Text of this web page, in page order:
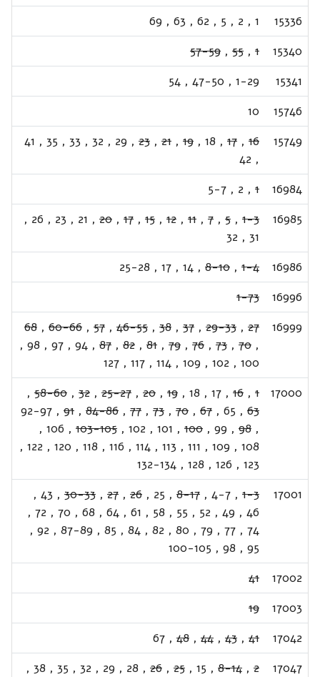
15336
1
,
2
,
5
,
62
,
63
,
69
15340
1
,
55
,
57-59
15341
1-29
,
47-50
,
54
15746
10
15749
16
,
17
,
18
,
19
,
21
,
23
,
29
,
32
,
33
,
35
,
41
,
42
16984
1
,
2
,
5-7
16985
1-3
,
5
,
7
,
11
,
12
,
15
,
17
,
20
,
21
,
23
,
26
,
31
,
32
16986
1-4
,
8-10
,
14
,
17
,
25-28
16996
1-73
16999
27
,
29-33
,
37
,
38
,
46-55
,
57
,
60-66
,
68
,
70
,
73
,
76
,
79
,
81
,
82
,
87
,
94
,
97
,
98
,
100
,
102
,
109
,
114
,
117
,
127
17000
1
,
16
,
17
,
18
,
19
,
20
,
25-27
,
32
,
58-60
,
63
,
65
,
67
,
70
,
73
,
77
,
84-86
,
91
,
92-97
,
98
,
99
,
100
,
101
,
102
,
103-105
,
106
,
108
,
109
,
111
,
113
,
114
,
116
,
118
,
120
,
122
,
123
,
126
,
128
,
132-134
17001
1-3
,
4-7
,
8-17
,
25
,
26
,
27
,
30-33
,
43
,
46
,
49
,
52
,
55
,
58
,
61
,
64
,
68
,
70
,
72
,
74
,
77
,
79
,
80
,
82
,
84
,
85
,
87-89
,
92
,
95
,
98
,
100-105
17002
41
17003
19
17042
41
,
43
,
44
,
48
,
67
17047
2
,
8-14
,
15
,
25
,
26
,
28
,
29
,
32
,
35
,
38
,